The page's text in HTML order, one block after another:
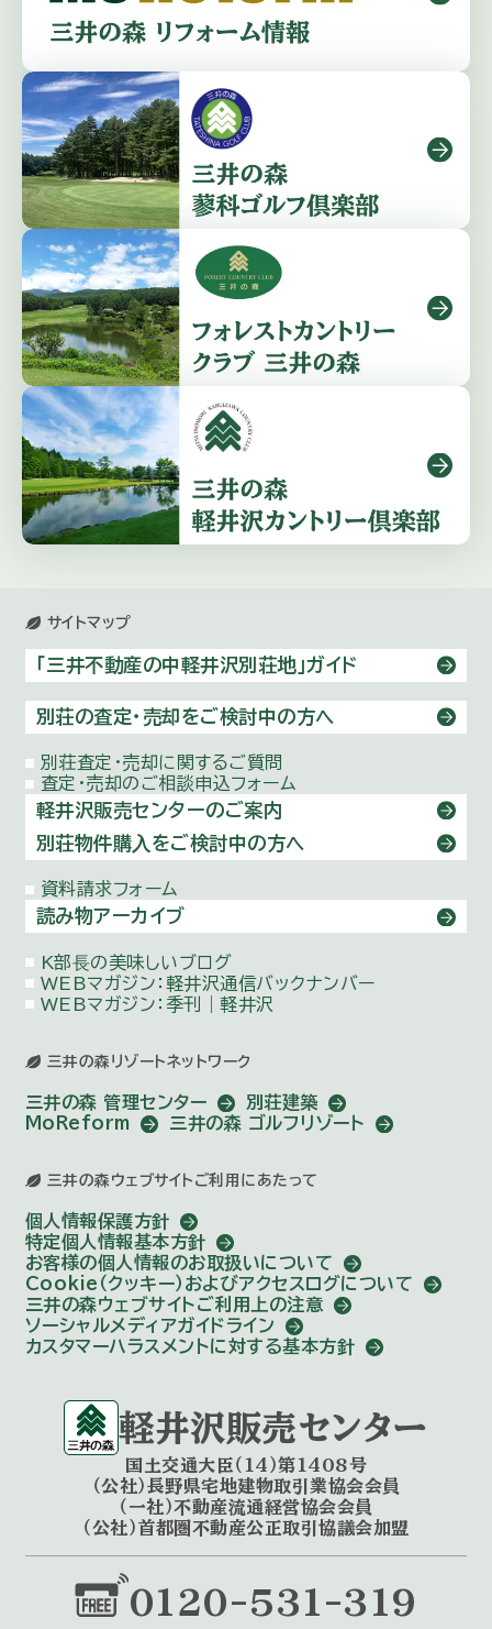
サイトマップ
「三井不動産の中軽井沢別荘地」ガイド
別荘の査定・売却をご検討中の方へ
別荘査定・売却に関するご質問
査定・売却のご相談申込フォーム
軽井沢販売センターのご案内
別荘物件購⼊をご検討中の方へ
資料請求フォーム
読み物アーカイブ
K部⻑の美味しいブログ
WEBマガジン： 軽井沢通信バックナンバー
WEBマガジン：季刊｜軽井沢
三井の森リゾートネットワーク
三井の森 管理センター
別荘建築
MoReform
三井の森 ゴルフリゾート
三井の森ウェブサイトご利用にあたって
個人情報保護方針
特定個人情報基本方針
お客様の個人情報のお取扱いについて
Cookie（クッキー）およびアクセスログについて
三井の森ウェブサイトご利用上の注意
ソーシャルメディアガイドライン
カスタマーハラスメントに対する基本方針
軽井沢販売センター
国土交通大臣（14）第1408号
（公社）長野県宅地建物取引業協会会員
（一社）不動産流通経営協会会員
（公社）首都圏不動産公正取引協議会加盟
0120-531-319